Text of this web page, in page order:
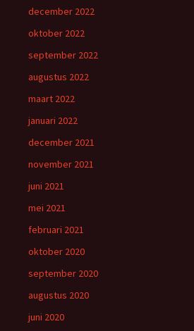
december 2022
oktober 2022
september 2022
augustus 2022
maart 2022
januari 2022
december 2021
november 2021
juni 2021
mei 2021
februari 2021
oktober 2020
september 2020
augustus 2020
juni 2020